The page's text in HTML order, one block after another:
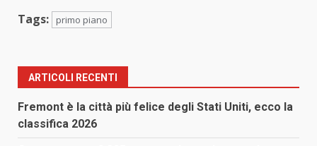
Tags: primo piano
ARTICOLI RECENTI
Fremont è la città più felice degli Stati Uniti, ecco la
classifica 2026